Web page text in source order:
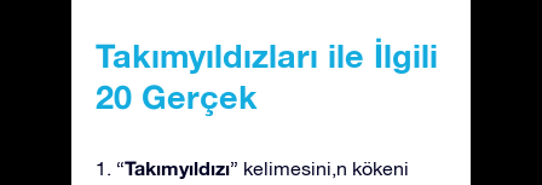
Takımyıldızları ile İlgili
20 Gerçek
1. “Takımyıldızı” kelimesini,n kökeni